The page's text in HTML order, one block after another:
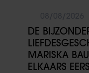
DE
MARISKA
ELKAARS